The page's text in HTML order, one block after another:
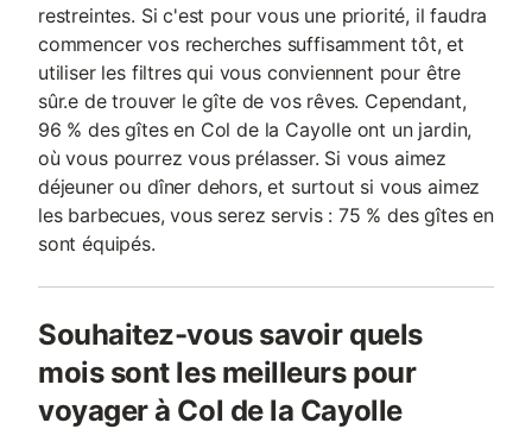
restreintes. Si c'est pour vous une priorité, il faudra
commencer vos recherches suffisamment tôt, et
utiliser les filtres qui vous conviennent pour être
sûr.e de trouver le gîte de vos rêves. Cependant,
96 % des gîtes en Col de la Cayolle ont un jardin,
où vous pourrez vous prélasser. Si vous aimez
déjeuner ou dîner dehors, et surtout si vous aimez
les barbecues, vous serez servis : 75 % des gîtes en
sont équipés.
Souhaitez-vous savoir quels
mois sont les meilleurs pour
voyager à Col de la Cayolle